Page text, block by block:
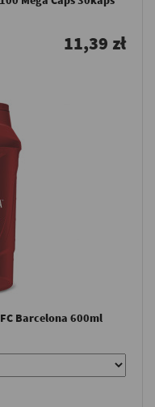
11,39 zł
Barcelona 600ml